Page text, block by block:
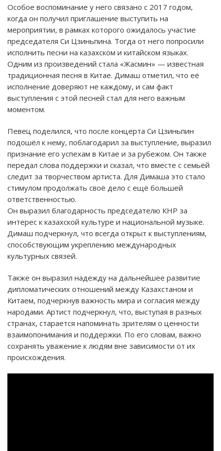
Особое воспоминание у него связано с 2017 годом,
когда он получил приглашение выступить на
мероприятии, в рамках которого ожидалось участие
председателя Си Цзиньпина. Тогда от него попросили
исполнить песни на казахском и китайском языках.
Одним из произведений стала «Жасмин» — известная
традиционная песня в Китае. Димаш отметил, что её
исполнение доверяют не каждому, и сам факт
выступления с этой песней стал для него важным
моментом.
Певец поделился, что после концерта Си Цзиньпин
подошёл к нему, поблагодарил за выступление, выразил
признание его успехам в Китае и за рубежом. Он также
передал слова поддержки и сказал, что вместе с семьёй
следит за творчеством артиста. Для Димаша это стало
стимулом продолжать своё дело с ещё большей
ответственностью.
Он выразил благодарность председателю КНР за
интерес к казахской культуре и национальной музыке.
Димаш подчеркнул, что всегда открыт к выступлениям,
способствующим укреплению международных
культурных связей.
Также он выразил надежду на дальнейшее развитие
дипломатических отношений между Казахстаном и
Китаем, подчеркнув важность мира и согласия между
народами. Артист подчеркнул, что, выступая в разных
странах, старается напоминать зрителям о ценности
взаимопонимания и поддержки. По его словам, важно
сохранять уважение к людям вне зависимости от их
происхождения.